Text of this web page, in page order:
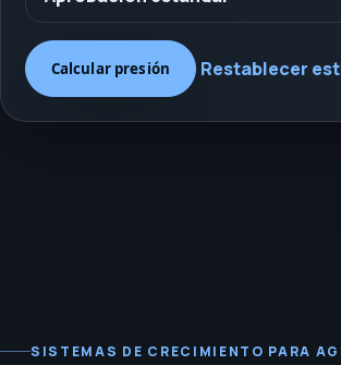
Calcular presión Restablecer
SISTEMAS DE CRECIMIENTO PARA